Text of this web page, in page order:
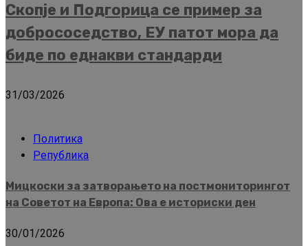
Скопје и Подгорица се пример за
добрососедство, ЕУ патот мора да
биде по еднакви стандарди
31/03/2026
Политика
Република
Мицкоски за затворањето на постмониторингот
на Советот на Европа: Ова е историски ден
30/01/2026